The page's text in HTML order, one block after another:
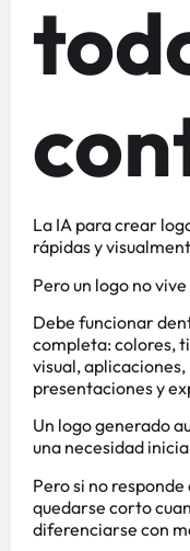
La IA para crear
rápidas y
Pero un logo no
Debe funcionar
completa: colores,
visual,
presentaciones y
Un logo generado
una necesidad
Pero si no
quedarse corto
diferenciarse con